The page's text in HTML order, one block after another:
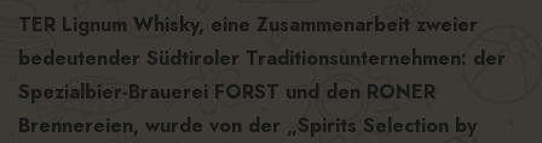
TER Lignum Whisky, eine Zusammenarbeit zweier
bedeutender Südtiroler Traditionsunternehmen: der
Spezialbier-Brauerei FORST und den RONER
Brennereien, wurde von der „Spirits Selection by